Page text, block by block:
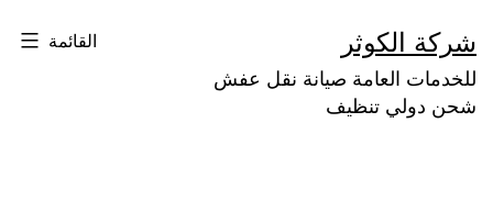
إلى
المحتوى
شركة الكوثر
للخدمات العامة صيانة نقل عفش
شحن دولي تنظيف
القائمة